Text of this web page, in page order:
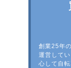
創業25年
運営して
心して自